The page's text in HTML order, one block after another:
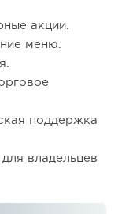
акции.
меню.
поддержка
владельцев